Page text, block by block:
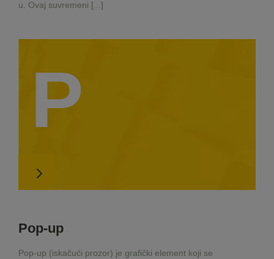
u. Ovaj suvremeni [...]
P
Pop-up
Pop-up (iskačući prozor) je grafički element koji se